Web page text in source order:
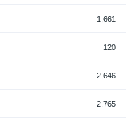
1,661
120
2,646
2,765